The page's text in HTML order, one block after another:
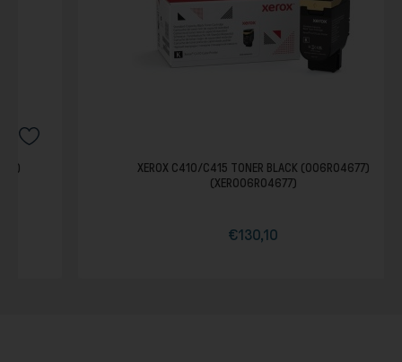
XEROX C410/C415 TONER BLACK (006R04677)
(XER006R04677)
€130,10Κανονική